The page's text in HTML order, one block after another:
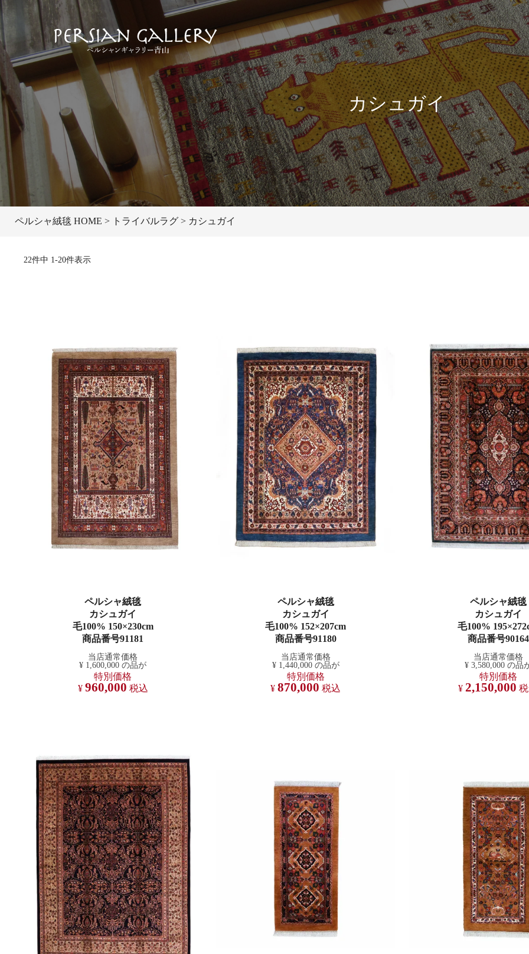
カシュガイ
ペルシャ絨毯 HOME トライバルラグ カシュガイ
22件中 1-20件表示
ペルシャ絨毯
カシュガイ
毛100% 150×230cm
商品番号91181
当店通常価格
¥ 1,600,000 の品が
特別価格
¥ 960,000 税込
ペルシャ絨毯
カシュガイ
毛100% 152×207cm
商品番号91180
当店通常価格
¥ 1,440,000 の品が
特別価格
¥ 870,000 税込
ペルシャ絨毯
カシュガイ
毛100%
商品番号90164
当店通常価格
¥ 3,580,000 の品
特別価格
¥ 2,150,000